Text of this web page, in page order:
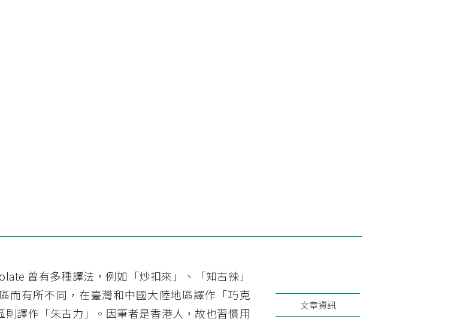
曾有多種譯法，例如「炒扣來」、「知古辣」
而有所不同，在臺灣和中國大陸地區譯作「巧克
譯作「朱古力」。因筆者是香港人，故也習慣用
文章資訊